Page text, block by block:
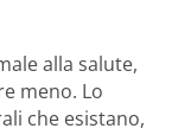
alla salute,
meno. Lo
che esistano,